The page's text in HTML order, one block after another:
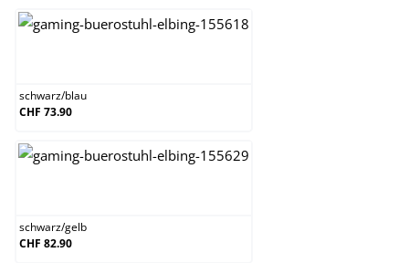
schwarz/blau
CHF 73.90
schwarz/gelb
CHF 82.90